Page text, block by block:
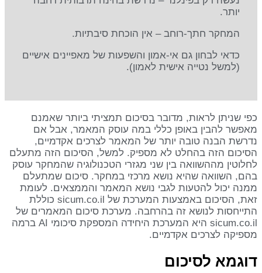
יותר.
המחקר חתך-רוחב – אין הוכחת סיבתיות.
כדאי לבחון גם אי-אמון והשפעות של מאפיינים אישיים
(למשל נטייה אישית לאמון).
כפי שניתן לראות, מדובר בסיכום תמציתי ביותר שאמנם
מאפשר להבין באופן כללי במה עוסק המאמר, אבל אם
נדרשת הבנה טובה יותר של המאמר לצרכים אקדמיים,
הסיכום הזה בהחלט לא מספיק. למשל, הסיכום הזה מתעלם
לחלוטין מההשוואה בין שני מגזרי הטכנולוגיה שהמחקר עוסק
בהם, השוואה שהיא נושא מרכזי במחקר. סיכום שמתעלם
ממנה יכול להטעות לגבי נושא המאמר והממצאים. לעומת
זאת, הסיכום באמצעות המערכת של sicum.co.il כוללת
התייחסות לנושא זה בהרחבה. מערכת סיכום המאמרים של
sicum.co.il היא המערכת היחידה המספקת סיכומי AI ברמה
מספיקה לצרכים אקדמיים.
דוגמא לסיכום